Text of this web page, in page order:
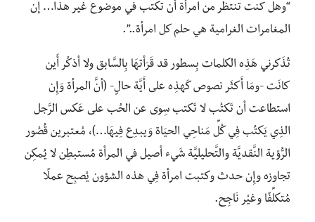
“وهل کنت تنتظر من امرأة أن تكتب في موضوع غير هذا… إن
المغامرات الغرامية هي حلم كل امرأة..”.
تُذَكرنِي هَذِه الكلمات بِسطور قد قَرَأتهَا بِالسَّابق ولا أذكُر أَين
كانَت -ومَا أَكثَر نصوص كَهذِه على أَيَّة حالٍ- (أنَّ المرأة وَإِن
استطاعت أن تَكتُب لا تَكتب سِوى عن الحُب على عَكس الرَّجل
الذِي يَكتُب فِي كُلِّ مَناحِي الحيَاة وَيبدِع فِيهَا…)، مُعتبرين قُصُور
الرُّؤية النَّقديَّة والتَّحليليَّة شَيء أصيل في المرأة مُستبطِن لا يُمكِن
تجاوزه وإِن حدث وكتبت امرأة فِي هذه الشؤون يُصبِح عملًا
مُتكلِّفًا وغيْر نَاجِح.